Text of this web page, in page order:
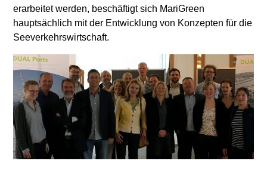
erarbeitet werden, beschäftigt sich MariGreen
hauptsächlich mit der Entwicklung von Konzepten für die
Seeverkehrswirtschaft.